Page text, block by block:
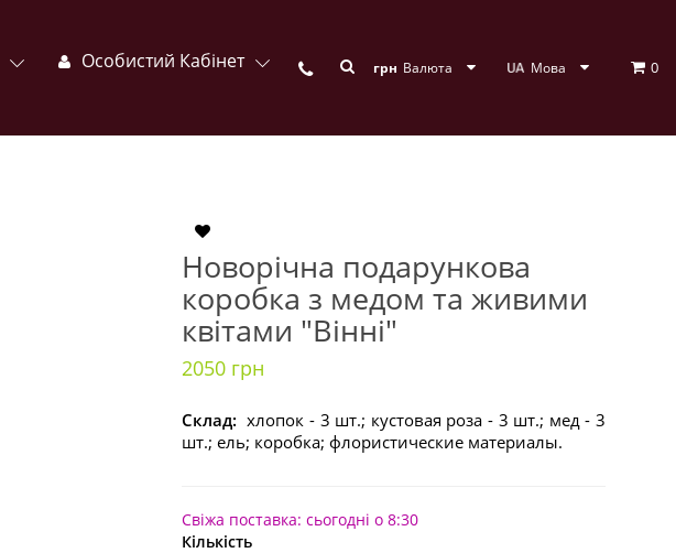
Особистий Кабінет грн Валюта Мова 0
Новорічна подарункова
коробка з медом та живими
квітами "Вінні"
2050 грн
Склад: хлопок - 3 шт.; кустовая роза - 3 шт.; мед - 3
шт.; ель; коробка; флористические материалы.
Свіжа поставка: сьогодні о 8:30
Кількість